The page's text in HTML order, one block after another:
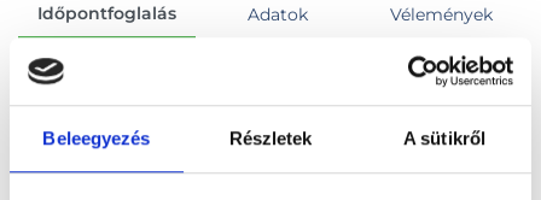
Beleegyezés Részletek A sütikről
Időpontfoglalás Adatok Vélemények
Foglalj időpontot
Összes szakterület Pszichiátriai kontroll konzultáció